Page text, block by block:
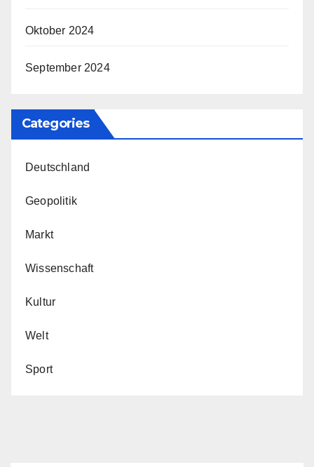
Oktober 2024
September 2024
Categories
Deutschland
Geopolitik
Markt
Wissenschaft
Kultur
Welt
Sport